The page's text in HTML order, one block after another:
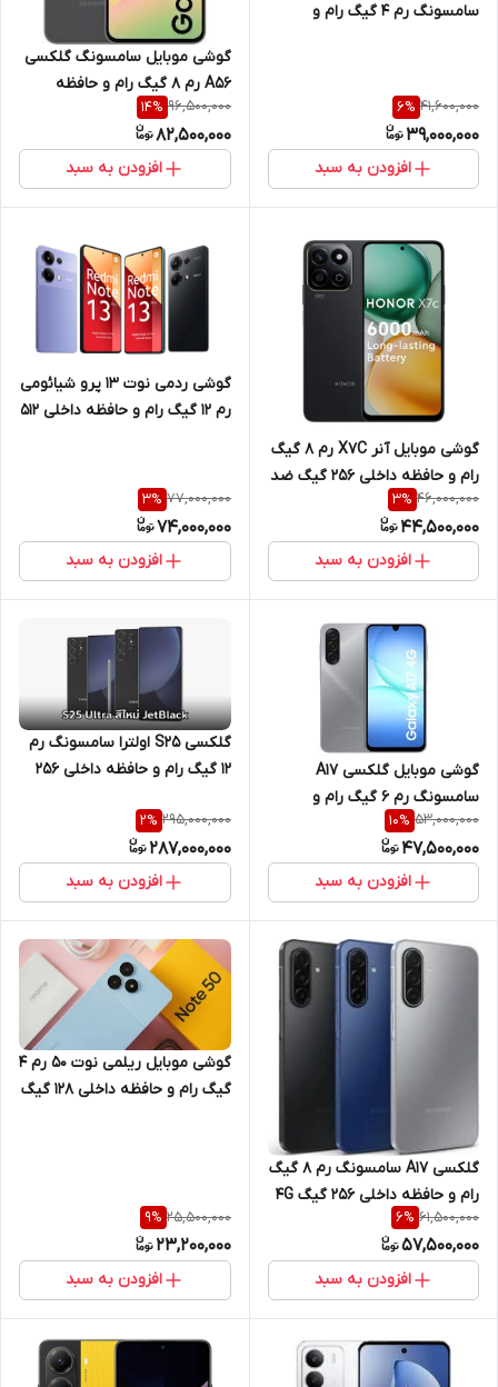
سامسونگ رم 4 گیگ رام و
41,600,000
6%
39,000,000
افزودن به سبد
گوشی موبایل سامسونگ گلکسی
A56 رم 8 گیگ رام و حافظه
داخلی 128 گیگ
96,500,000
14%
82,500,000
افزودن به سبد
گوشی موبایل آنر X7C رم 8 گیگ
رام و حافظه داخلی 256 گیگ ضد
آب 4G
46,000,000
3%
44,500,000
افزودن به سبد
گوشی ردمی نوت 13 پرو شیائومی
رم 12 گیگ رام و حافظه داخلی 512
77,000,000
3%
74,000,000
افزودن به سبد
گوشی موبایل گلکسی A17
سامسونگ رم 6 گیگ رام و
حافظه داخلی 128 گیگ 4G
53,000,000
10%
47,500,000
افزودن به سبد
گلکسی S25 اولترا سامسونگ رم
12 گیگ رام و حافظه داخلی 256
295,000,000
2%
287,000,000
افزودن به سبد
گلکسی A17 سامسونگ رم 8 گیگ
رام و حافظه داخلی 256 گیگ 4G
61,500,000
6%
57,500,000
افزودن به سبد
گوشی موبایل ریلمی نوت 50 رم 4
گیگ رام و حافظه داخلی 128 گیگ
25,500,000
9%
23,200,000
افزودن به سبد